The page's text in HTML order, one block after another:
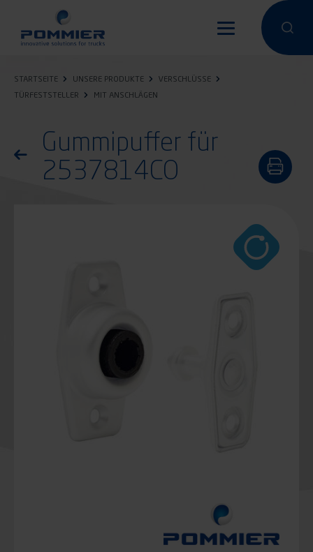
Inhalt
Eine
Eine
STARTSEITE UNSERE PRODUKTE
VERSCHLÜSSE
TÜRFESTSTELLER
MIT ANSCHLÄGEN
Zurück zur Produktliste
Gummipuffer für
2537814CO